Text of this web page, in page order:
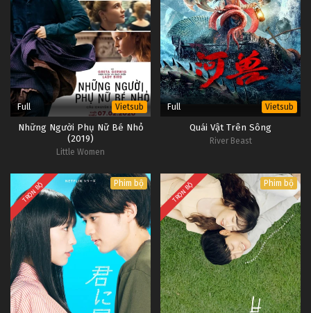
Full Vietsub
Những Người Phụ Nữ Bé Nhỏ
(2019)
Little Women
Full Vietsub
Quái Vật Trên Sông
River Beast
TRỌN BỘ Phim bộ TRỌN BỘ Phim bộ